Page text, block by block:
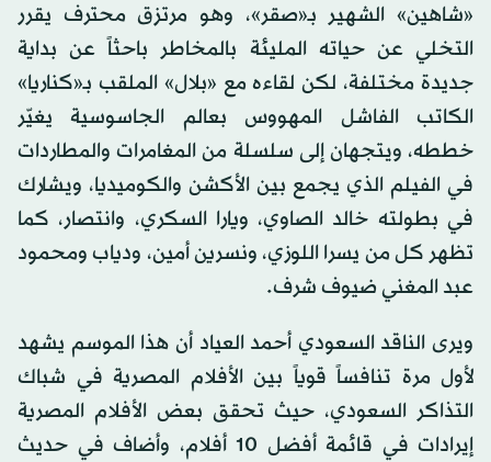
«شاهين» الشهير بـ«صقر»، وهو مرتزق محترف يقرر
التخلي عن حياته المليئة بالمخاطر باحثاً عن بداية
جديدة مختلفة، لكن لقاءه مع «بلال» الملقب بـ«كناريا»
الكاتب الفاشل المهووس بعالم الجاسوسية يغيّر
خططه، ويتجهان إلى سلسلة من المغامرات والمطاردات
في الفيلم الذي يجمع بين الأكشن والكوميديا، ويشارك
في بطولته خالد الصاوي، ويارا السكري، وانتصار، كما
تظهر كل من يسرا اللوزي، ونسرين أمين، ودياب ومحمود
عبد المغني ضيوف شرف.
ويرى الناقد السعودي أحمد العياد أن هذا الموسم يشهد
لأول مرة تنافساً قوياً بين الأفلام المصرية في شباك
التذاكر السعودي، حيث تحقق بعض الأفلام المصرية
إيرادات في قائمة أفضل 10 أفلام، وأضاف في حديث